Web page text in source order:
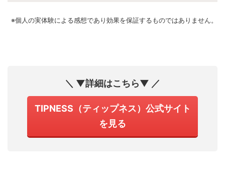
※個人の実体験による感想であり効果を保証するものではありません。
＼ ▼詳細はこちら▼ ／
TIPNESS（ティップネス）公式サイト
を見る